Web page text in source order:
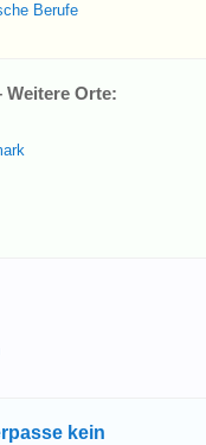
Berufe
Weitere Orte:
kein